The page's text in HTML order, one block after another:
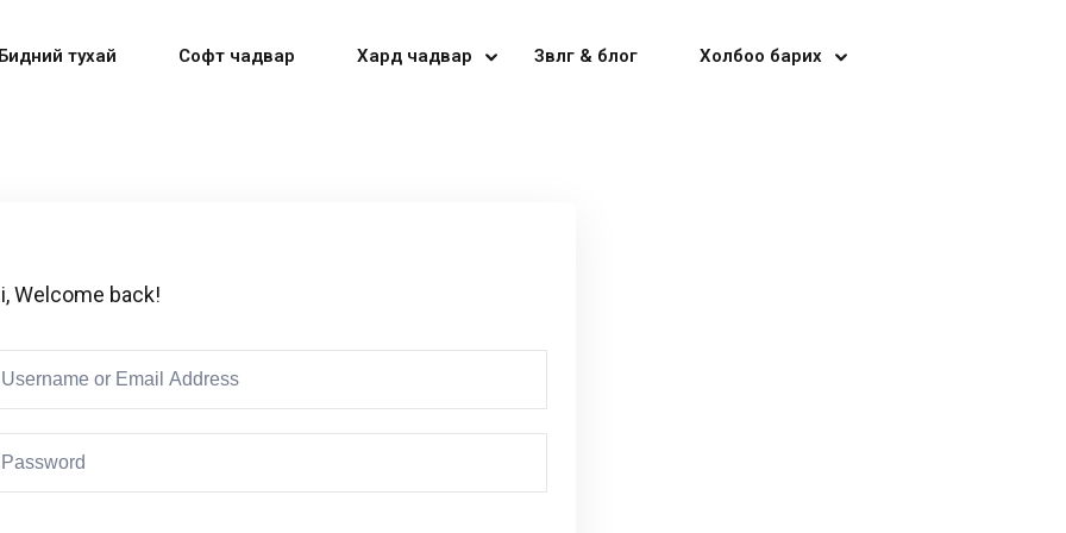
тухай Софт чадвар Хард чадвар Зөвлөгөө & блог Холбоо барих
Welcome back!
Don’t have an account?Sign up